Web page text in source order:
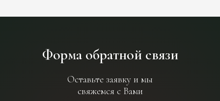
Форма обратной связи
Оставьте заявку и мы
свяжемся с Вами